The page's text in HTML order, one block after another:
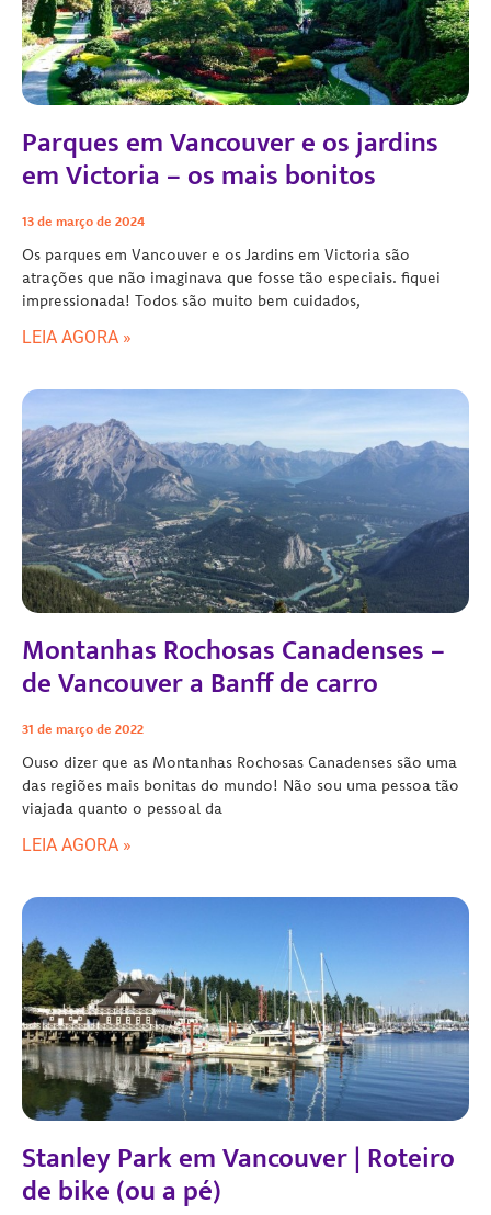
Parques em Vancouver e os jardins
em Victoria – os mais bonitos
13 de março de 2024
Os parques em Vancouver e os Jardins em Victoria são
atrações que não imaginava que fosse tão especiais. fiquei
impressionada! Todos são muito bem cuidados,
LEIA AGORA »
Montanhas Rochosas Canadenses –
de Vancouver a Banff de carro
31 de março de 2022
Ouso dizer que as Montanhas Rochosas Canadenses são uma
das regiões mais bonitas do mundo! Não sou uma pessoa tão
viajada quanto o pessoal da
LEIA AGORA »
Stanley Park em Vancouver | Roteiro
de bike (ou a pé)